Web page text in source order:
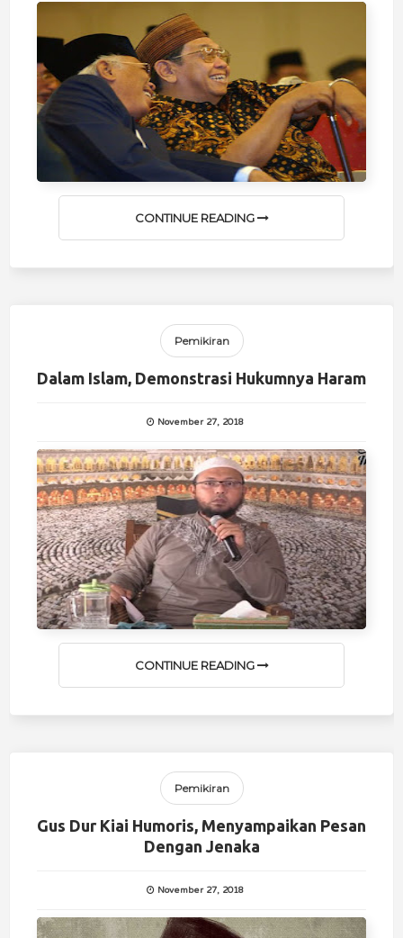
CONTINUE READING
Pemikiran
Dalam Islam, Demonstrasi Hukumnya Haram
November 27, 2018
CONTINUE READING
Pemikiran
Gus Dur Kiai Humoris, Menyampaikan Pesan
Dengan Jenaka
November 27, 2018